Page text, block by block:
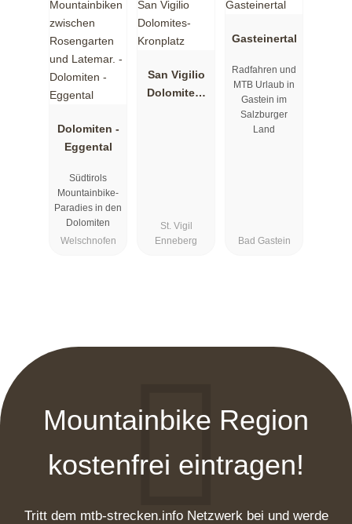
Dolomiten -
Eggental
Südtirols
Mountainbike-
Paradies in den
Dolomiten
Welschnofen
San Vigilio
Dolomites-
St. Vigil
Enneberg
Gasteinertal
Radfahren und
MTB Urlaub in
Gastein im
Salzburger
Land
Bad Gastein
Mountainbike Region
kostenfrei eintragen!
Tritt dem mtb-strecken.info Netzwerk bei und werde